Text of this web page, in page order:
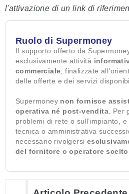
l'attivazione di un link di
Ruolo di Supermoney
Il supporto offerto da
esclusivamente attività
commerciale , finalizzate
delle offerte e dei servizi
Supermoney non fornisce
operativa né post-vendita . Per
problemi di rete o sull’impianto,
tecnica o amministrativa
necessario rivolgersi
del fornitore o operatore scelto